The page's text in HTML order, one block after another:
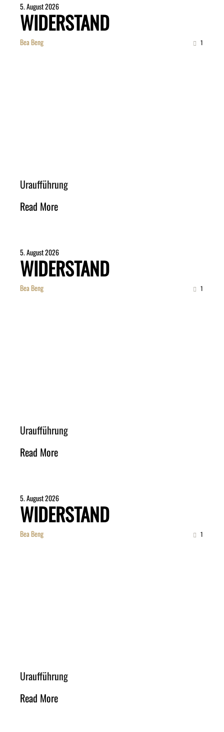
5. August 2026
WIDERSTAND
Bea Beng 1
Uraufführung
Read More
5. August 2026
WIDERSTAND
Bea Beng 1
Uraufführung
Read More
5. August 2026
WIDERSTAND
Bea Beng 1
Uraufführung
Read More